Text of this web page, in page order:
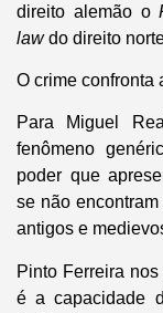
direito alemão o
lawdo direito
O crime confronta
Para Miguel
fenômeno
poder que
se não
antigos e
Pinto Ferreira
é a capacidade